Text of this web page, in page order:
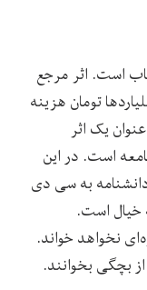
است. اثر مرجع
تومان هزینه
یک اثر
است. در این
به سی دی
خیال است.
نخواهد خواند.
بچگی بخوانند.